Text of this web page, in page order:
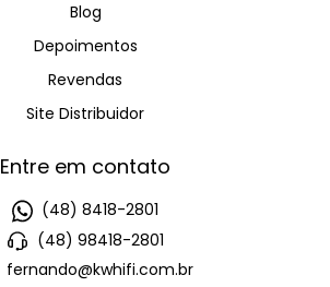
Blog
Depoimentos
Revendas
Site Distribuidor
Entre em contato
(48) 8418-2801
(48) 98418-2801
fernando@kwhifi.com.br